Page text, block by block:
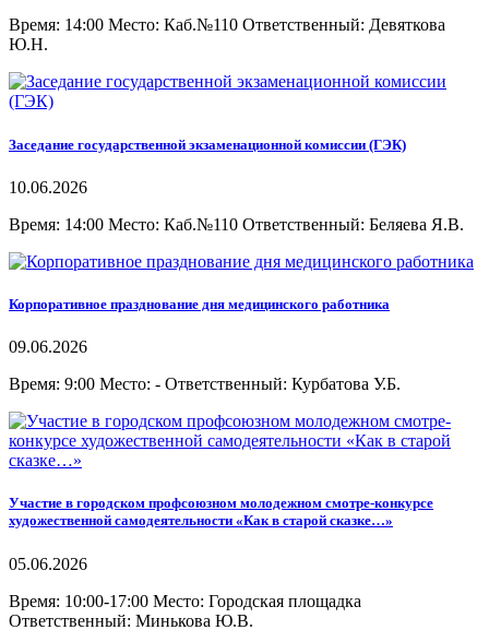
Время: 14:00 Место: Каб.№110 Ответственный: Девяткова
Ю.Н.
Заседание государственной экзаменационной комиссии (ГЭК)
10.06.2026
Время: 14:00 Место: Каб.№110 Ответственный: Беляева Я.В.
Корпоративное празднование дня медицинского работника
09.06.2026
Время: 9:00 Место: - Ответственный: Курбатова У.Б.
Участие в городском профсоюзном молодежном смотре-конкурсе
художественной самодеятельности «Как в старой сказке…»
05.06.2026
Время: 10:00-17:00 Место: Городская площадка
Ответственный: Минькова Ю.В.